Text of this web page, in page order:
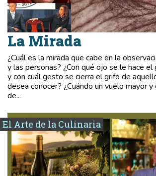
La Mirada
¿Cuál es la mirada que cabe en la
y las personas? ¿Con qué ojo se le hace el
y con cuál gesto se cierra el grifo de
desea conocer? ¿Cuándo un vuelo mayor y
de...
El Arte de la Culinaria